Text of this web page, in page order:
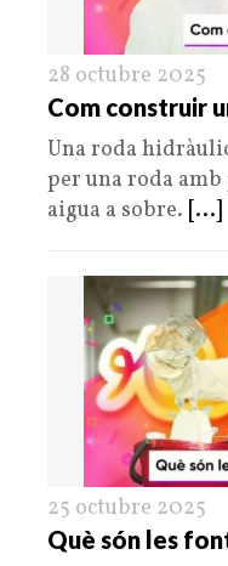
28 octubre 2025
Com construir
Una roda
per una roda amb
aigua a sobre. [...]
25 octubre 2025
Què són les